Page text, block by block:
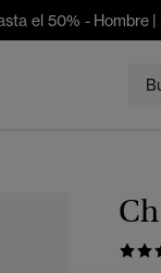
el 50% - Hombre |